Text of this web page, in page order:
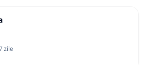
zile